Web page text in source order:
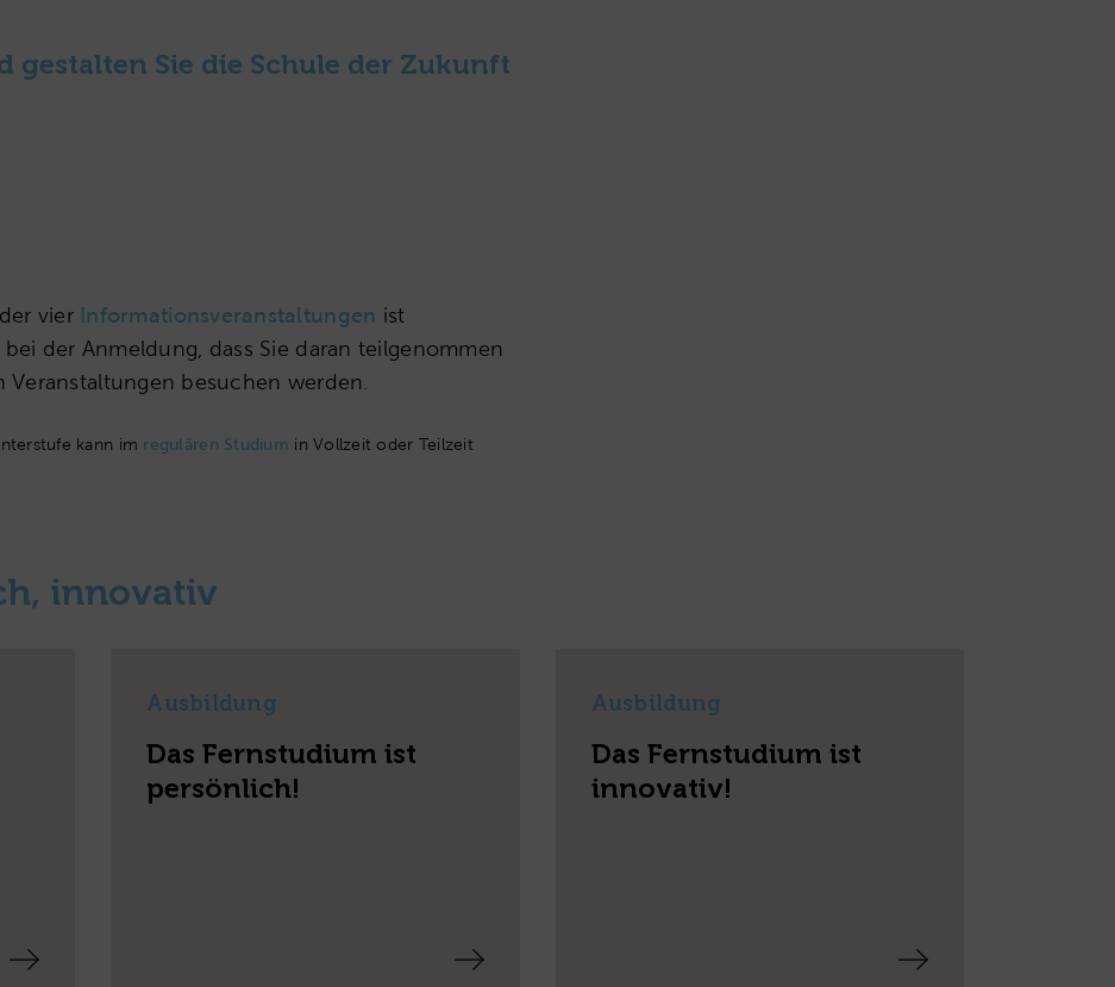
gestalten Sie die Schule der Zukunft
vier Informationsveranstaltungen ist
der Anmeldung, dass Sie daran teilgenommen
besuchen werden.
kann im regulären Studium in Vollzeit oder Teilzeit
innovativ
Ausbildung
Das Fernstudium ist
persönlich!
Ausbildung
Das Fernstudium ist
innovativ!